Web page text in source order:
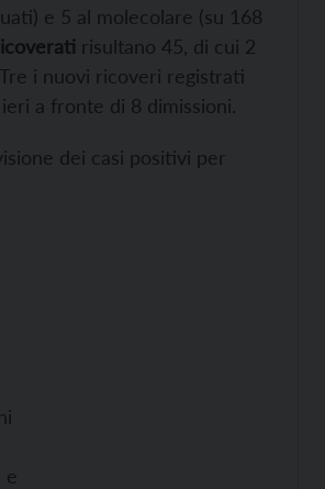
e 5 al molecolare (su 168
risultano 45, di cui 2
i nuovi ricoveri registrati
a fronte di 8 dimissioni.
dei casi positivi per
e